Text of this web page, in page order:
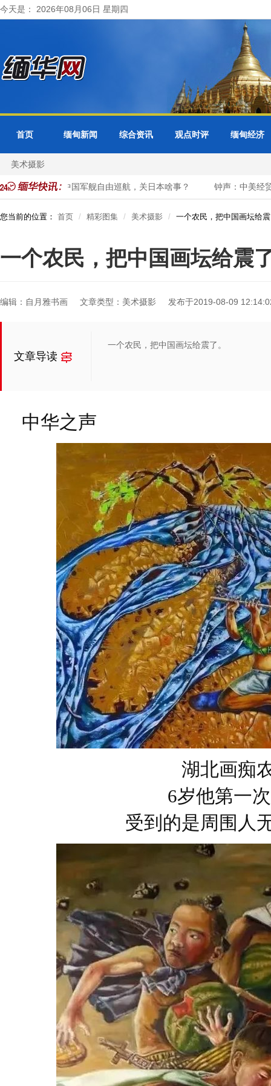
今天是： 2026年08月06日 星期四
首页 缅甸新闻 综合资讯 观点时评 缅甸经济
美术摄影
中国军舰自由巡航，关日本啥事？ 钟声：中美经贸需要“
您当前的位置： 首页 精彩图集 美术摄影 一个农民，把中国画坛给
一个农民，把中国画坛给震
编辑：自月雅书画 文章类型：美术摄影 发布于2019-08-09
文章导读
一个农民，把中国画坛给震了。
中华之声
湖北画痴
6岁他第一
受到的是周围人